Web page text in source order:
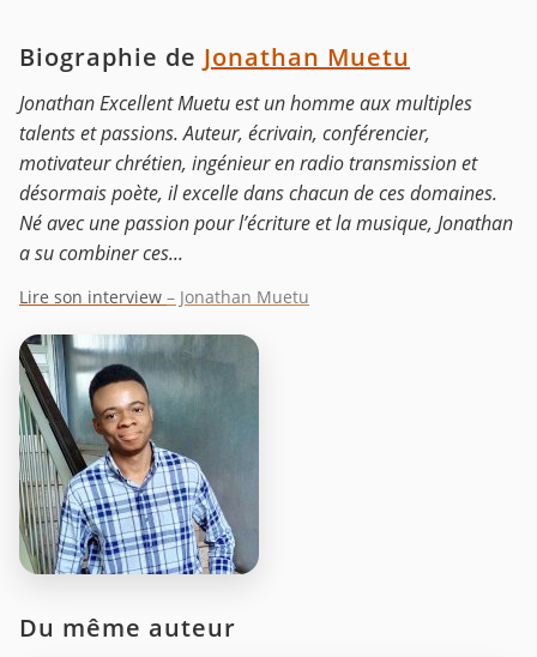
Biographie de Jonathan Muetu
Jonathan Excellent Muetu est un homme aux multiples
talents et passions. Auteur, écrivain, conférencier,
motivateur chrétien, ingénieur en radio transmission et
désormais poète, il excelle dans chacun de ces domaines.
Né avec une passion pour l’écriture et la musique, Jonathan
a su combiner ces...
Lire son interview – Jonathan Muetu
Du même auteur